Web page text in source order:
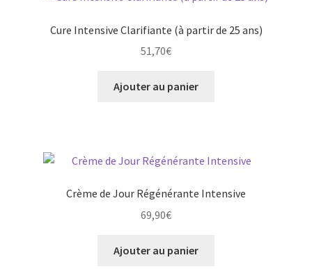
Cure Intensive Clarifiante (à partir de 25 ans)
51,70€
Ajouter au panier
Crème de Jour Régénérante Intensive
69,90€
Ajouter au panier